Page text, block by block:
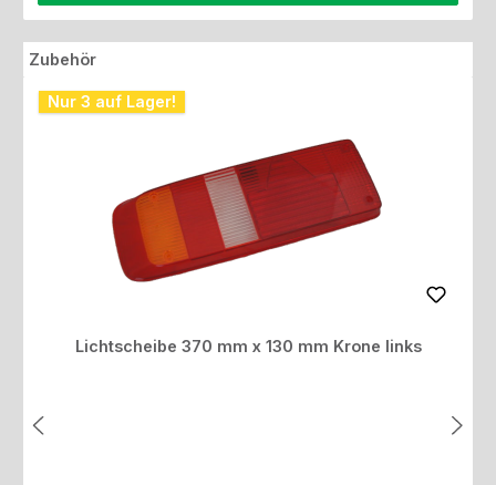
Produktgalerie überspringen
Zubehör
Nur 3 auf Lager!
Lichtscheibe 370 mm x 130 mm Krone links